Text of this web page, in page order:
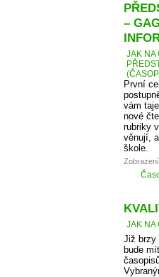
–
JAK NA
První
vám
nové
rubriky
věnují,
škole.
JAK NA
Již brzy
bude